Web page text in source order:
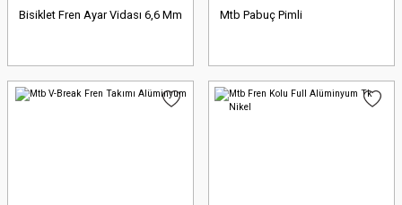
Bisiklet Fren Ayar Vidası 6,6 Mm Mtb Pabuç Pimli